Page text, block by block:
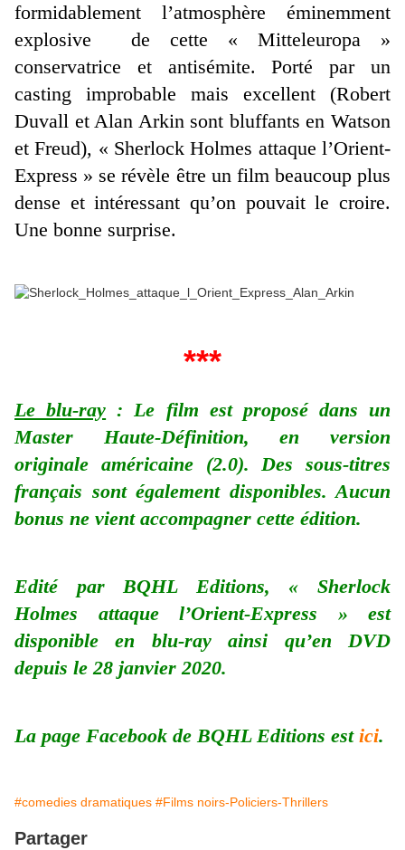
formidablement l’atmosphère éminemment
explosive de cette « Mitteleuropa »
conservatrice et antisémite. Porté par un
casting improbable mais excellent (Robert
Duvall et Alan Arkin sont bluffants en Watson
et Freud), « Sherlock Holmes attaque l’Orient-
Express » se révèle être un film beaucoup plus
dense et intéressant qu’on pouvait le croire.
Une bonne surprise.
***
Le blu-ray : Le film est proposé dans un
Master Haute-Définition, en version
originale américaine (2.0). Des sous-titres
français sont également disponibles. Aucun
bonus ne vient accompagner cette édition.
Edité par BQHL Editions, « Sherlock
Holmes attaque l’Orient-Express » est
disponible en blu-ray ainsi qu’en DVD
depuis le 28 janvier 2020.
La page Facebook de BQHL Editions est ici.
#comedies dramatiques #Films noirs-Policiers-Thrillers
Partager